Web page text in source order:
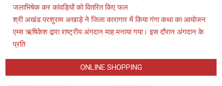
जलाभिषेक कर कांवड़ियों को वितरित किए फल
श्री अखंड परशुराम अखाड़े ने जिला कारागार में किया गंगा कथा का आयोजन
एम्स ऋषिकेश द्वारा राष्ट्रीय अंगदान माह मनाया गया। इस दौरान अंगदान के
प्रति
ONLINE SHOPPING